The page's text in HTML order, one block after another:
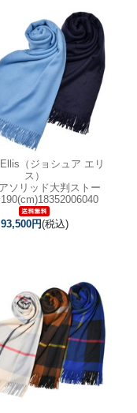
（ジョシュア エリ
ス）
ソリッド大判ストー
93,500円(税込)